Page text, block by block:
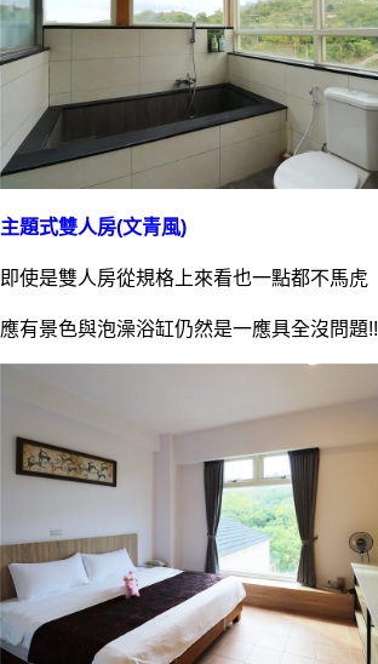
主題式雙人房(文青風)
即使是雙人房從規格上來看也一點都不馬虎
應有景色與泡澡浴缸仍然是一應具全沒問題!!